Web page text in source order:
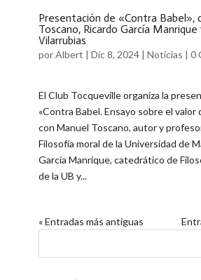
Presentación de «Contra Babel»,
Toscano, Ricardo García
Vilarrubias
porAlbert | Dic 8, 2024| Noticias | 0
El Club Tocqueville organiza la
«Contra Babel. Ensayo sobre el valor
con Manuel Toscano, autor y
Filosofía moral de la Universidad de
García Manrique, catedrático de
de la UB y...
« Entradas más antiguas